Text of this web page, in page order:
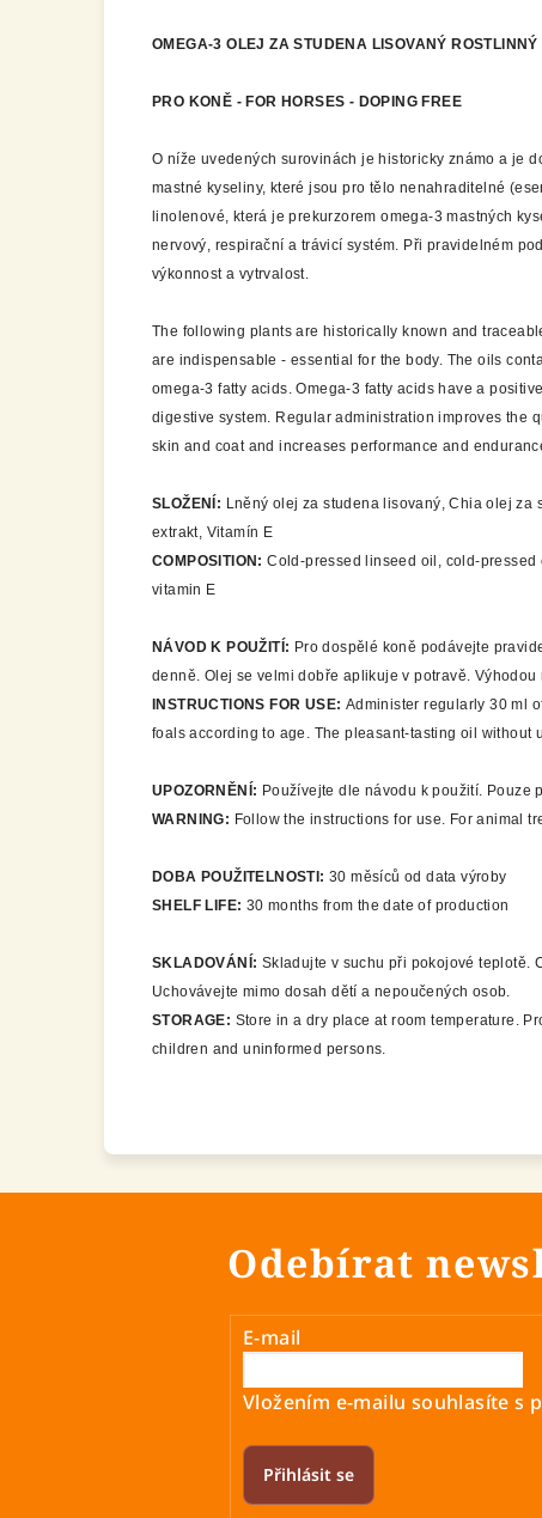
OMEGA-3 OLEJ ZA STUDENA LISOVANÝ
PRO KONĚ - FOR HORSES - DOPING FREE
O níže uvedených surovinách je historicky známo a je
mastné kyseliny, které jsou pro tělo nenahraditelné
linolenové, která je prekurzorem omega-3 mastných
nervový, respirační a trávicí systém. Při pravidelném
výkonnost a vytrvalost.
The following plants are historically known and
are indispensable - essential for the body. The oils
omega-3 fatty acids. Omega-3 fatty acids have a
digestive system. Regular administration improves the
skin and coat and increases performance and
SLOŽENÍ: Lněný olej za studena lisovaný, Chia olej za
extrakt, Vitamín E
COMPOSITION:Cold-pressed linseed oil, cold-pressed
vitamin E
NÁVOD K POUŽITÍ: Pro dospělé koně podávejte
denně. Olej se velmi dobře aplikuje v potravě.
INSTRUCTIONS FOR USE: Administer regularly 30 ml
foals according to age. The pleasant-tasting oil
UPOZORNĚNÍ: Používejte dle návodu k použití. Pouze
WARNING: Follow the instructions for use. For animal
DOBA POUŽITELNOSTI: 30 měsíců od data výroby
SHELF LIFE: 30 months from the date of production
SKLADOVÁNÍ: Skladujte v suchu při pokojové teplotě.
Uchovávejte mimo dosah dětí a nepoučených osob.
STORAGE: Store in a dry place at room temperature.
children and uninformed persons.
Odebírat
E-mail
Vložením e-mailu souhlasíte s
Přihlásit se